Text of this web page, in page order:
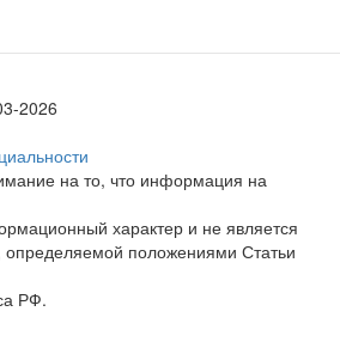
2026
на то, что информация на
характер и не является
определяемой положениями Статьи
РФ.